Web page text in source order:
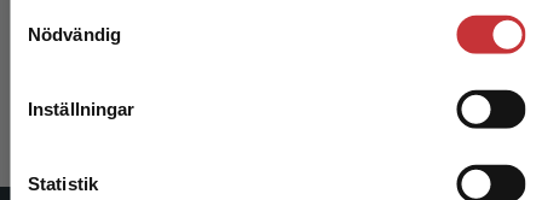
Nödvändig
Inställningar
Statistik
leveranser utanför Sverige. För att kunna slutföra
ett köp måste leveransadressen vara i Sverige.
Läs
Exkl. moms: 227 kr